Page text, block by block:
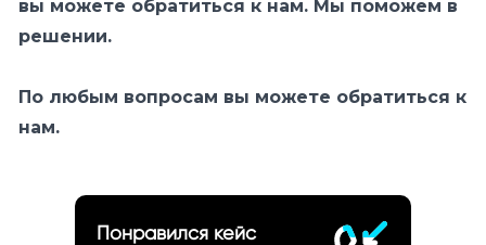
вы можете обратиться к нам. Мы поможем в
решении.
По любым вопросам вы можете обратиться к
нам.
Понравился кейс